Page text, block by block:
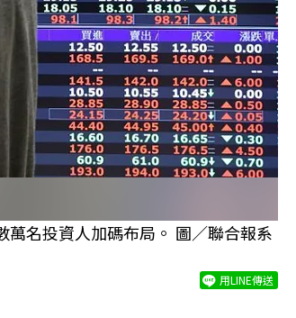
名投資人加碼布局。 圖／聯合報系
用LINE傳送